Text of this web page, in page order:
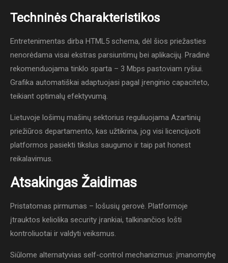
Techninės Charakteristikos
Entretenimentas dirba HTML5 schema, dėl šios priežasties
nenorėdama visai ekstras parsiuntimų bei aplikacijų. Pradinė
rekomenduojama tinklo sparta – 3 Mbps pastoviam ryšiui.
Grafika automatiškai adaptuojasi pagal įrenginio capaciteto,
teikiant optimalų efektyvumą.
Lietuvoje lošimų mašinų sektorius reguliuojama Azartinių
priežiūros departamento, kas užtikrina, jog visi licencijuoti
platformos pasiekti tikslus saugumo ir taip pat honest
reikalavimus.
Atsakingas Žaidimas
Pristatomas pirmumas – lošusių gerovė. Platformoje
įtrauktos keliolika security įrankiai, talkinančios lošti
kontroliuotai ir valdyti veiksmus.
Siūlome alternatyvias self-control mechanizmus: įmanomybę